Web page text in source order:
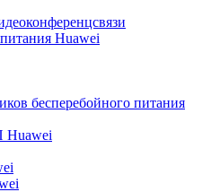
Huawei
бесперебойного питания
Huawei